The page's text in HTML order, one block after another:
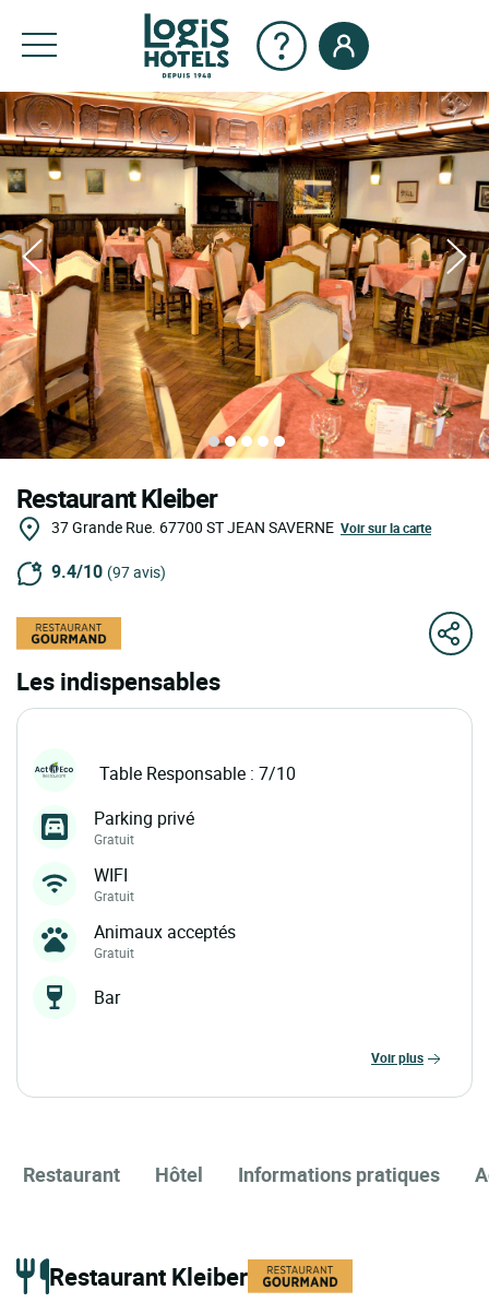
Restaurant Kleiber
37 Grande Rue. 67700 ST JEAN SAVERNE Voir sur la carte
9.4/10 (97 avis)
Les indispensables
Table Responsable : 7/10
Parking privé
Gratuit
WIFI
Gratuit
Animaux acceptés
Gratuit
Bar
voir plus
Restaurant Hôtel Informations pratiques
Restaurant Kleiber